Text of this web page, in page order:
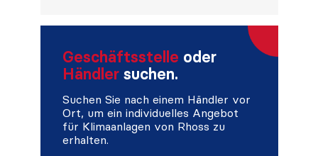
Geschäftsstelle oder
Händlersuchen.
Suchen Sie nach einem Händler vor
Ort, um ein individuelles Angebot
für Klimaanlagen von Rhoss zu
erhalten.